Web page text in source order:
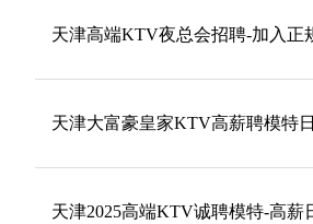
天津高端KTV夜总会招聘-加入正
天津大富豪皇家KTV高薪聘模特
天津2025高端KTV诚聘模特-高薪